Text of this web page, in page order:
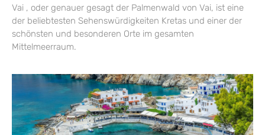
Vai , oder genauer gesagt der Palmenwald von Vai, ist eine
der beliebtesten Sehenswürdigkeiten Kretas und einer der
schönsten und besonderen Orte im gesamten
Mittelmeerraum.